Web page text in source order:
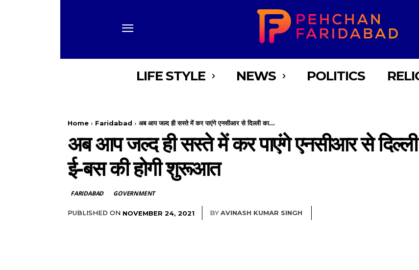
LIFE STYLE NEWS POLITICS
Home Faridabad अब आप जल्द ही सस्ते में कर पाएंगे एनसीआर से दिल्ली का...
अब आप जल्द ही सस्ते में कर पाएंगे एनसीआर से
ई-बस की होगी शुरूआत
FARIDABAD GOVERNMENT
PUBLISHED ON NOVEMBER 24, 2021 BYAVINASH KUMAR SINGH